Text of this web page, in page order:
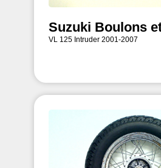
Suzuki Boulons
VL 125 Intruder 2001-2007